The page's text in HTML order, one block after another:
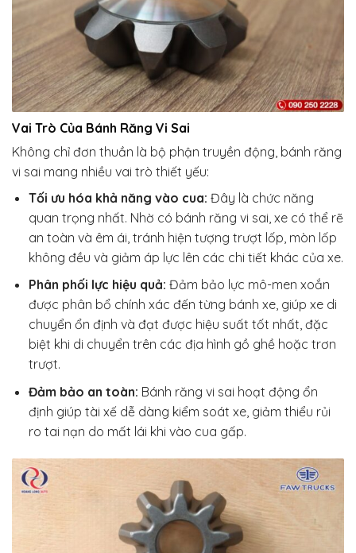
Vai Trò Của Bánh Răng Vi Sai
Không chỉ đơn thuần là bộ phận truyền động, bánh răng
vi sai mang nhiều vai trò thiết yếu:
Tối ưu hóa khả năng vào cua: Đây là chức năng
quan trọng nhất. Nhờ có bánh răng vi sai, xe có thể rẽ
an toàn và êm ái, tránh hiện tượng trượt lốp, mòn lốp
không đều và giảm áp lực lên các chi tiết khác của xe.
Phân phối lực hiệu quả: Đảm bảo lực mô-men xoắn
được phân bổ chính xác đến từng bánh xe, giúp xe di
chuyển ổn định và đạt được hiệu suất tốt nhất, đặc
biệt khi di chuyển trên các địa hình gồ ghề hoặc trơn
trượt.
Đảm bảo an toàn: Bánh răng vi sai hoạt động ổn
định giúp tài xế dễ dàng kiểm soát xe, giảm thiểu rủi
ro tai nạn do mất lái khi vào cua gấp.